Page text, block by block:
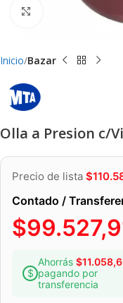
Clic para ampliar
Inicio Bazar
Olla a Presion c/
Precio de lista $
Contado /
$
Ahorrás $
pagando por
transferencia